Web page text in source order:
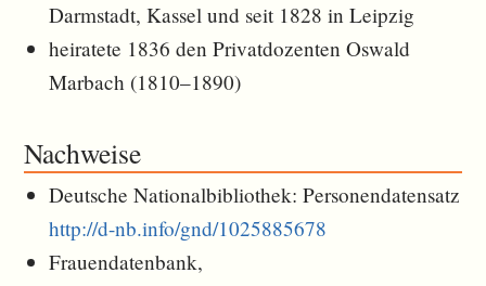
Darmstadt, Kassel und seit 1828 in Leipzig
heiratete 1836 den Privatdozenten Oswald
Marbach (1810–1890)
Nachweise
Deutsche Nationalbibliothek: Personendatensatz
http://d-nb.info/gnd/1025885678
Frauendatenbank,